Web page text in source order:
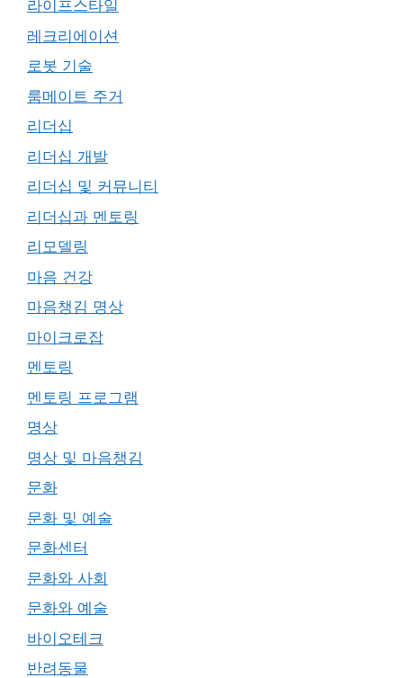
라이프스타일
레크리에이션
로봇 기술
룸메이트 주거
리더십
리더십 개발
리더십 및 커뮤니티
리더십과 멘토링
리모델링
마음 건강
마음챙김 명상
마이크로잡
멘토링
멘토링 프로그램
명상
명상 및 마음챙김
문화
문화 및 예술
문화센터
문화와 사회
문화와 예술
바이오테크
반려동물